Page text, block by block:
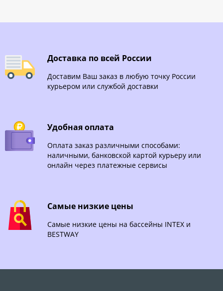
Доставка по всей России
Доставим Ваш заказ в любую точку России
курьером или службой доставки
Удобная оплата
Оплата заказ различными способами:
наличными, банковской картой курьеру или
онлайн через платежные сервисы
Самые низкие цены
Самые низкие цены на бассейны INTEX и
BESTWAY